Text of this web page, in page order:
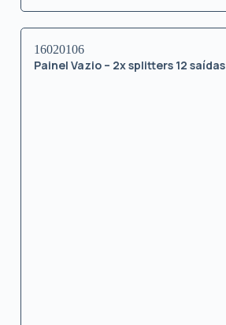
16020106
Painel Vazio – 2x splitters 12 saídas